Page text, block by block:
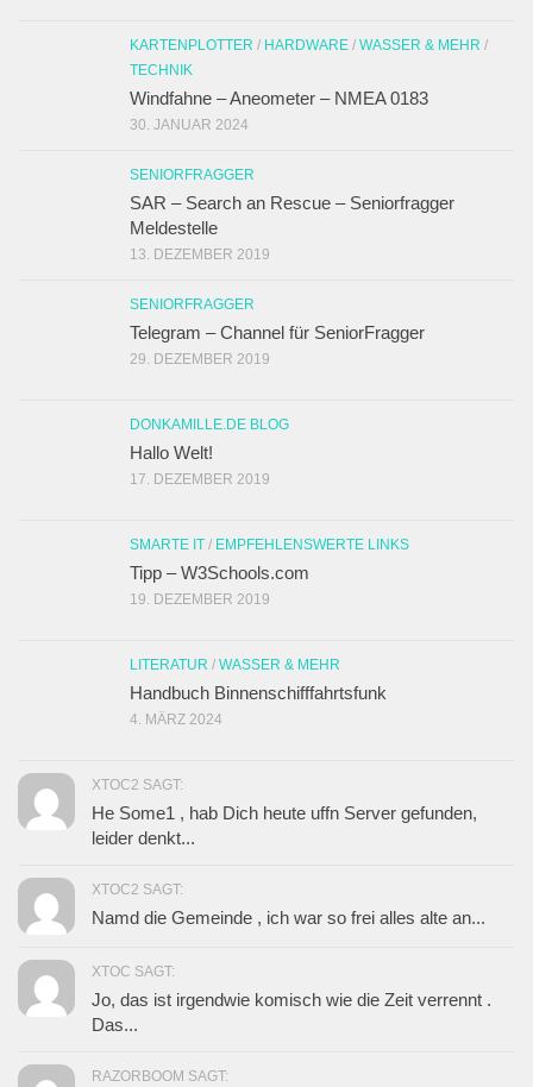
KARTENPLOTTER / HARDWARE / WASSER & MEHR /
TECHNIK
Windfahne – Aneometer – NMEA 0183
30. JANUAR 2024
SENIORFRAGGER
SAR – Search an Rescue – Seniorfragger
Meldestelle
13. DEZEMBER 2019
SENIORFRAGGER
Telegram – Channel für SeniorFragger
29. DEZEMBER 2019
DONKAMILLE.DE BLOG
Hallo Welt!
17. DEZEMBER 2019
SMARTE IT / EMPFEHLENSWERTE LINKS
Tipp – W3Schools.com
19. DEZEMBER 2019
LITERATUR / WASSER & MEHR
Handbuch Binnenschifffahrtsfunk
4. MÄRZ 2024
XTOC2 SAGT:
He Some1 , hab Dich heute uffn Server gefunden,
leider denkt...
XTOC2 SAGT:
Namd die Gemeinde , ich war so frei alles alte an...
XTOC SAGT:
Jo, das ist irgendwie komisch wie die Zeit verrennt .
Das...
RAZORBOOM SAGT: